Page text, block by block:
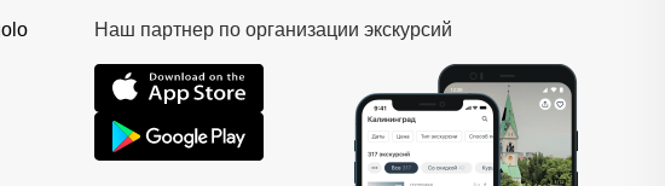
Наш партнер по организации экскурсий